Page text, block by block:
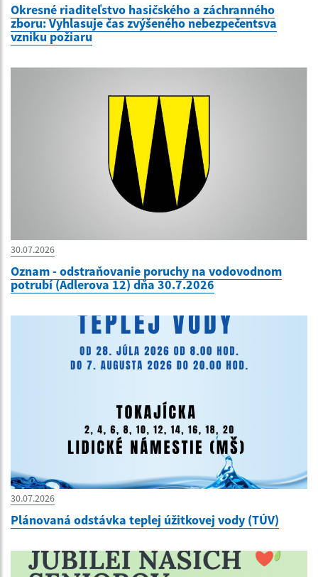
Okresné riaditeľstvo hasičského a záchranného
zboru: Vyhlasuje čas zvýšeného nebezpečentsva
vzniku požiaru
30.07.2026
Oznam - odstraňovanie poruchy na vodovodnom
potrubí (Adlerova 12) dňa 30.7.2026
30.07.2026
Plánovaná odstávka teplej úžitkovej vody (TÚV)